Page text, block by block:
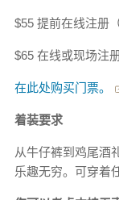
$55 提前在线注册
$65 在线或现场注
在此处购买门票。
着装要求
从牛仔裤到鸡尾酒
乐趣无穷。可穿着